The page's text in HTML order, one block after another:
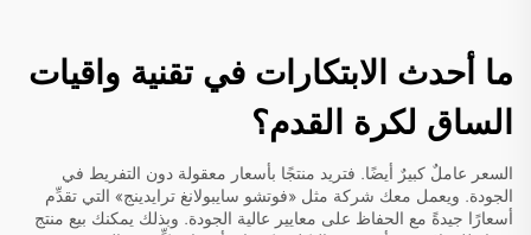
ما أحدث الابتكارات في تقنية واقيات
الساق لكرة القدم؟
السعر عاملٌ كبيرٌ أيضًا. فتريد منتجًا بأسعار معقولة دون التفريط في
الجودة. ويعمل معك شركة مثل «فوتشو سايبولانغ ترايدينج» التي تقدِّم
أسعارًا جيدةً مع الحفاظ على معايير عالية الجودة. وبذلك يمكنك بيع منتج